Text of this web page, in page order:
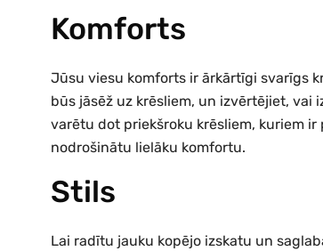
Komforts
Jūsu viesu komforts ir ārkārtīgi svarīgs
būs jāsēž uz krēsliem, un izvērtējiet, vai
varētu dot priekšroku krēsliem, kuriem
nodrošinātu lielāku komfortu.
Stils
Lai radītu jauku kopējo izskatu un